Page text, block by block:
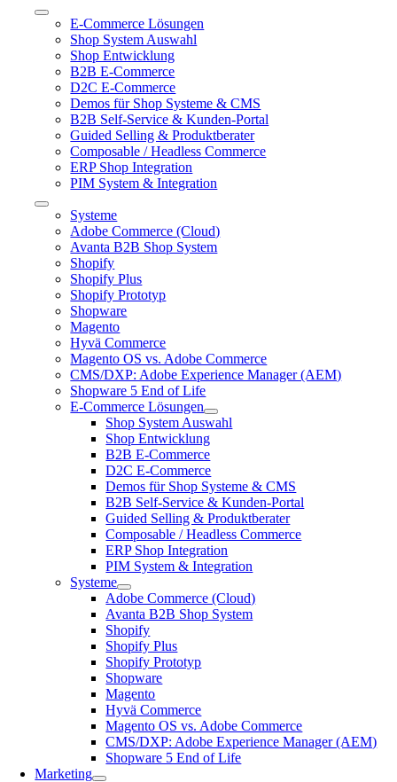
Toggle
Navigation
E-Commerce Lösungen
Shop System Auswahl
Shop Entwicklung
B2B E-Commerce
D2C E-Commerce
Demos für Shop Systeme & CMS
B2B Self-Service & Kunden-Portal
Guided Selling & Produktberater
Composable / Headless Commerce
ERP Shop Integration
PIM System & Integration
Toggle
Navigation
Systeme
Adobe Commerce (Cloud)
Avanta B2B Shop System
Shopify
Shopify Plus
Shopify Prototyp
Shopware
Magento
Hyvä Commerce
Magento OS vs. Adobe Commerce
CMS/DXP: Adobe Experience Manager (AEM)
Shopware 5 End of Life
E-Commerce Lösungen
Shop System Auswahl
Shop Entwicklung
B2B E-Commerce
D2C E-Commerce
Demos für Shop Systeme & CMS
B2B Self-Service & Kunden-Portal
Guided Selling & Produktberater
Composable / Headless Commerce
ERP Shop Integration
PIM System & Integration
Systeme
Adobe Commerce (Cloud)
Avanta B2B Shop System
Shopify
Shopify Plus
Shopify Prototyp
Shopware
Magento
Hyvä Commerce
Magento OS vs. Adobe Commerce
CMS/DXP: Adobe Experience Manager (AEM)
Shopware 5 End of Life
Marketing